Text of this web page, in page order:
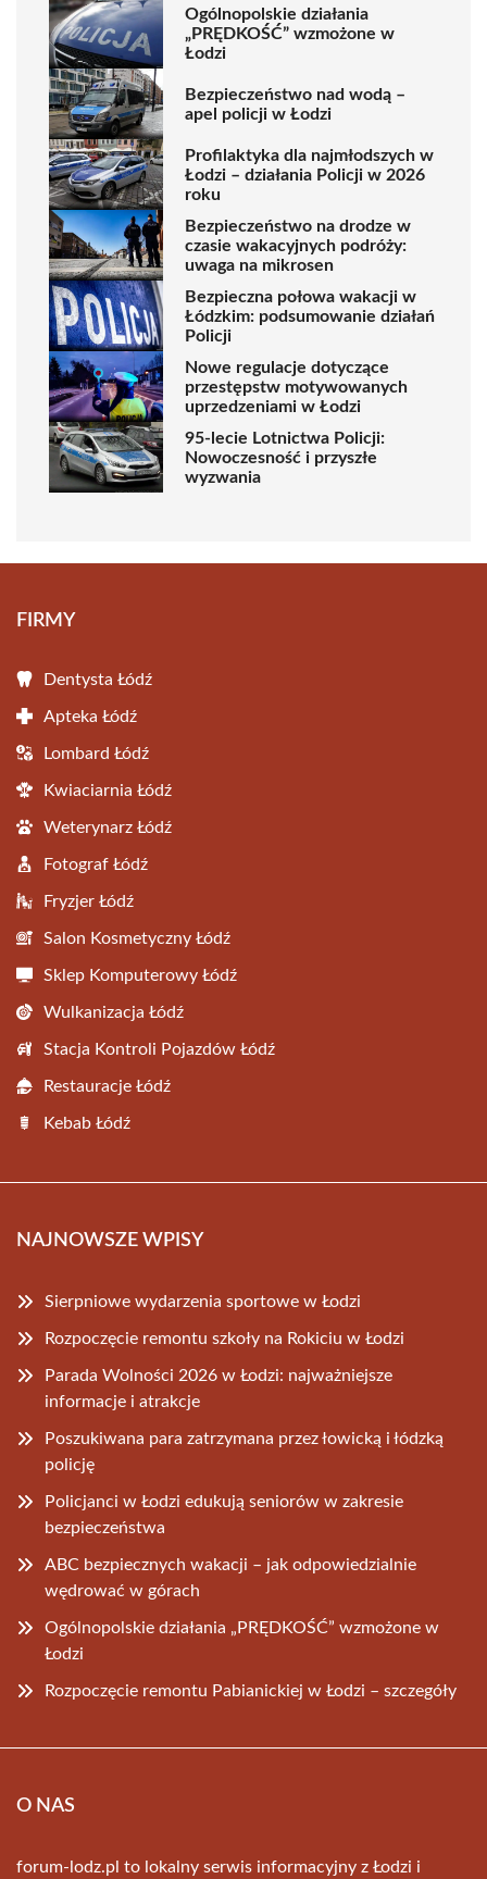
Ogólnopolskie działania
„PRĘDKOŚĆ” wzmożone w
Łodzi
Bezpieczeństwo nad wodą –
apel policji w Łodzi
Profilaktyka dla najmłodszych w
Łodzi – działania Policji w 2026
roku
Bezpieczeństwo na drodze w
czasie wakacyjnych podróży:
uwaga na mikrosen
Bezpieczna połowa wakacji w
Łódzkim: podsumowanie działań
Policji
Nowe regulacje dotyczące
przestępstw motywowanych
uprzedzeniami w Łodzi
95-lecie Lotnictwa Policji:
Nowoczesność i przyszłe
wyzwania
FIRMY
Dentysta Łódź
Apteka Łódź
Lombard Łódź
Kwiaciarnia Łódź
Weterynarz Łódź
Fotograf Łódź
Fryzjer Łódź
Salon Kosmetyczny Łódź
Sklep Komputerowy Łódź
Wulkanizacja Łódź
Stacja Kontroli Pojazdów Łódź
Restauracje Łódź
Kebab Łódź
NAJNOWSZE WPISY
Sierpniowe wydarzenia sportowe w Łodzi
Rozpoczęcie remontu szkoły na Rokiciu w Łodzi
Parada Wolności 2026 w Łodzi: najważniejsze
informacje i atrakcje
Poszukiwana para zatrzymana przez łowicką i łódzką
policję
Policjanci w Łodzi edukują seniorów w zakresie
bezpieczeństwa
ABC bezpiecznych wakacji – jak odpowiedzialnie
wędrować w górach
Ogólnopolskie działania „PRĘDKOŚĆ” wzmożone w
Łodzi
Rozpoczęcie remontu Pabianickiej w Łodzi – szczegóły
O NAS
forum-lodz.pl to lokalny serwis informacyjny z Łodzi i